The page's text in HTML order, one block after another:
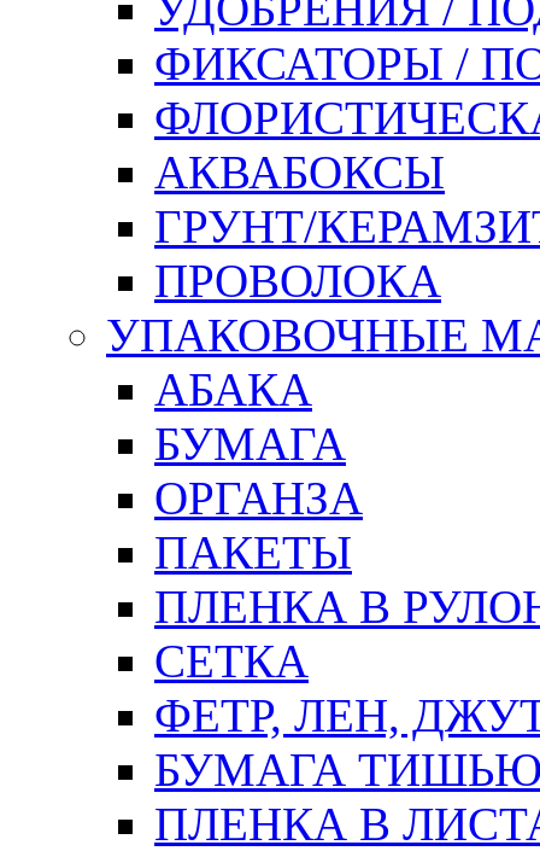
ФИКСАТОРЫ /
АКВАБОКСЫ
ГРУНТ/
ПРОВОЛОКА
УПАКОВОЧНЫЕ
АБАКА
БУМАГА
ОРГАНЗА
ПАКЕТЫ
ПЛЕНКА В
СЕТКА
ФЕТР, ЛЕН,
БУМАГА
ПЛЕНКА В